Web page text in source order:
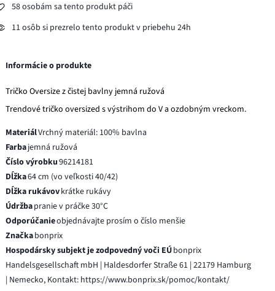
58 osobám sa tento produkt páči
11 osôb si prezrelo tento produkt v priebehu 24h
Informácie o produkte
Tričko Oversize z čistej bavlny jemná ružová
Trendové tričko oversized s výstrihom do V a ozdobným vreckom.
MateriálVrchný materiál: 100% bavlna
Farbajemná ružová
Číslo výrobku96214181
Dĺžka64 cm (vo veľkosti 40/42)
Dĺžka rukávovkrátke rukávy
Údržbapranie v práčke 30°C
Odporúčanieobjednávajte prosím o číslo menšie
Značkabonprix
Hospodársky subjekt je zodpovedný voči EÚbonprix
Handelsgesellschaft mbH | Haldesdorfer Straße 61 | 22179 Hamburg
| Nemecko, Kontakt: https://www.bonprix.sk/pomoc/kontakt/